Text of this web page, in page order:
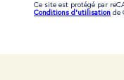
Ce site est protégé par
Conditions d'utilisation de